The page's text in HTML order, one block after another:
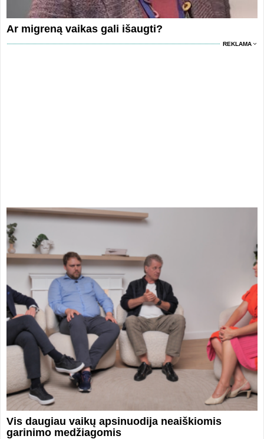
Ar migreną vaikas gali išaugti?
REKLAMA
Vis daugiau vaikų apsinuodija neaiškiomis
garinimo medžiagomis